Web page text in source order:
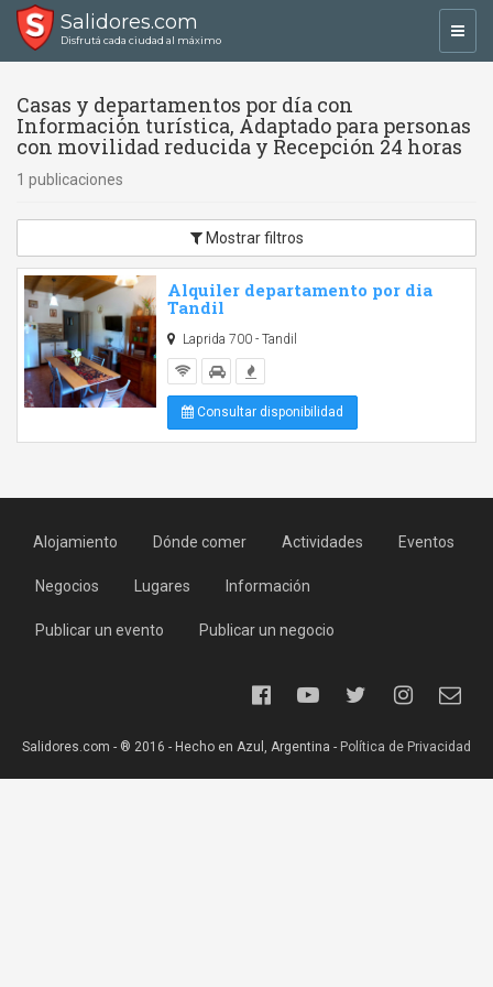
Salidores.com
Disfrutá cada ciudad al máximo
Casas y departamentos por día con
Información turística, Adaptado para personas
con movilidad reducida y Recepción 24 horas
1 publicaciones
Mostrar filtros
Alquiler departamento por dia
Tandil
Laprida 700 - Tandil
Consultar disponibilidad
Alojamiento Dónde comer Actividades Eventos
Negocios Lugares Información
Publicar un evento Publicar un negocio
Salidores.com - ® 2016 - Hecho en Azul, Argentina - Política de Privacidad